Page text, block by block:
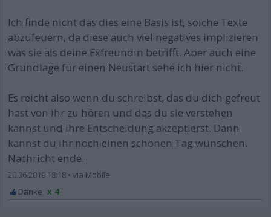
Ich finde nicht das dies eine Basis ist, solche Texte
abzufeuern, da diese auch viel negatives implizieren
was sie als deine Exfreundin betrifft. Aber auch eine
Grundlage für einen Neustart sehe ich hier nicht.
Es reicht also wenn du schreibst, das du dich gefreut
hast von ihr zu hören und das du sie verstehen
kannst und ihre Entscheidung akzeptierst. Dann
kannst du ihr noch einen schönen Tag wünschen.
Nachricht ende.
20.06.2019 18:18 •
x 4